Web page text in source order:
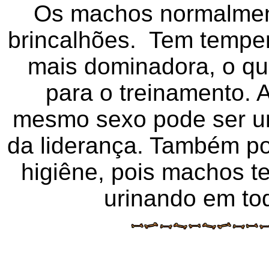
Os machos
brincalhões. Tem
mais dominadora, o
para o treinamento.
mesmo sexo pode ser
da liderança. Também
higiêne, pois machos
urinando em